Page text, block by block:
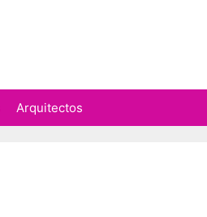
Arquitectos